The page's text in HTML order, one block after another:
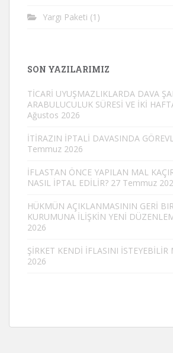
Yargı Paketi (1)
SON YAZILARIMIZ
TİCARİ UYUŞMAZLIKLARDA DAVA
ARABULUCULUK SÜRESİ VE İKİ
Ağustos 2026
İTİRAZIN İPTALİ DAVASINDA
Temmuz 2026
İFLASTAN ÖNCE YAPILAN MAL
NASIL İPTAL EDİLİR? 27 Temmuz
HÜKMÜN AÇIKLANMASININ GERİ
KURUMUNA İLİŞKİN YENİ
2026
ŞİRKET KENDİ İFLASINI İSTEYEBİLİR
2026